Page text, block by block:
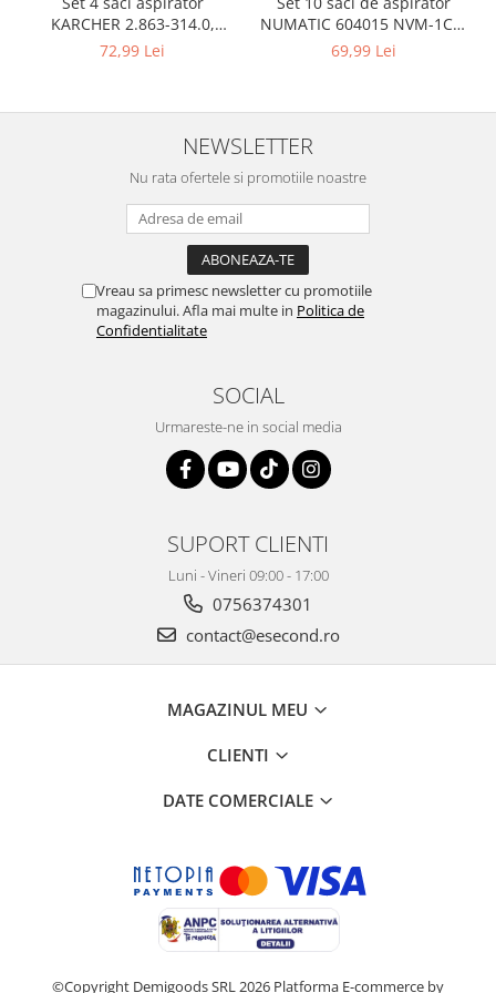
Igiena si ingrijire
Castroane si adapatori animale
Igiena animale de companie
Mobila si transport animale de
Zgarzi, lese si hamuri
PC, Periferice & Software
Imprimante, Scanere &
Sport & Activitati in aer liber
Aparate Foto & Accesorii
Audio HI-FI & Profesionale
Camere video si sport
KARCHER 2.863-314.0,
compatibil cu WD, KWD, SE
72,99 Lei
NUMATIC 604015 NVM-1CH,
9L
69,99 Lei
NEWSLETTER
Nu rata ofertele si promotiile noastre
Vreau sa primesc newsletter cu promotiile
magazinului. Afla mai multe in Politica de
Confidentialitate
SOCIAL
Urmareste-ne in social media
SUPORT CLIENTI
Luni - Vineri 09:00 - 17:00
0756374301
contact@esecond.ro
MAGAZINUL MEU
CLIENTI
DATE COMERCIALE
©Copyright Demigoods SRL 2026 Platforma E-commerce by